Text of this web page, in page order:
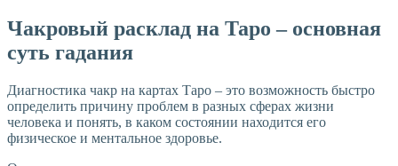
Чакровый расклад на Таро – основная
суть гадания
Диагностика чакр на картах Таро – это возможность быстро
определить причину проблем в разных сферах жизни
человека и понять, в каком состоянии находится его
физическое и ментальное здоровье.